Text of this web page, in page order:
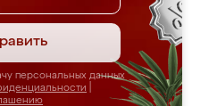
персональных данных